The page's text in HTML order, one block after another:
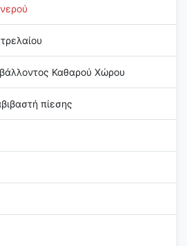
Καθαρού Χώρου
πίεσης